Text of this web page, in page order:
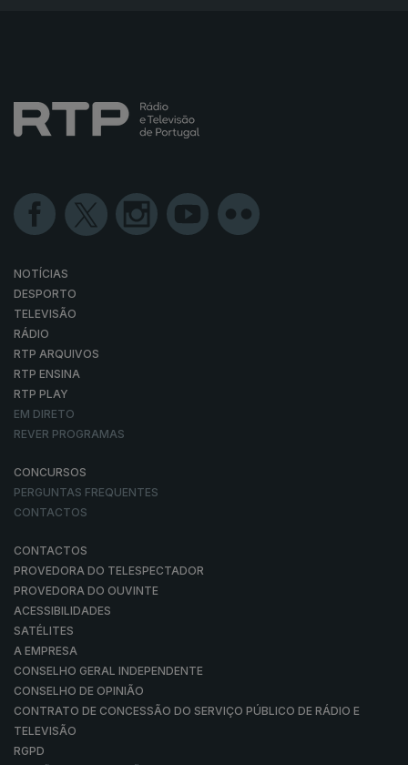
NOTÍCIAS
DESPORTO
TELEVISÃO
RÁDIO
RTP ARQUIVOS
RTP ENSINA
RTP PLAY
EM DIRETO
REVER PROGRAMAS
CONCURSOS
PERGUNTAS FREQUENTES
CONTACTOS
CONTACTOS
PROVEDORA DO TELESPECTADOR
PROVEDORA DO OUVINTE
ACESSIBILIDADES
SATÉLITES
A EMPRESA
CONSELHO GERAL INDEPENDENTE
CONSELHO DE OPINIÃO
CONTRATO DE CONCESSÃO DO SERVIÇO PÚBLICO DE RÁDIO E
TELEVISÃO
RGPD